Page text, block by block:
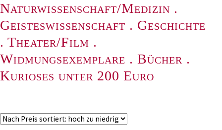
Naturwissenschaft/Medizin .
Geisteswissenschaft . Geschichte
. Theater/Film .
Widmungsexemplare . Bücher .
Kurioses unter 200 Euro